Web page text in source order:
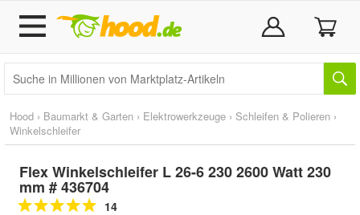
Hood › Baumarkt & Garten › Elektrowerkzeuge › Schleifen & Polieren ›
Winkelschleifer
Flex Winkelschleifer L 26-6 230 2600 Watt 230
mm # 436704
14